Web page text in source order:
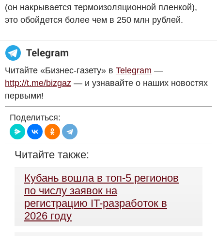
(он накрывается термоизоляционной пленкой),
это обойдется более чем в 250 млн рублей.
Читайте «Бизнес-газету» в Telegram —
http://t.me/bizgaz — и узнавайте о наших новостях
первыми!
Поделиться:
Читайте также:
Кубань вошла в топ-5 регионов
по числу заявок на
регистрацию IT-разработок в
2026 году